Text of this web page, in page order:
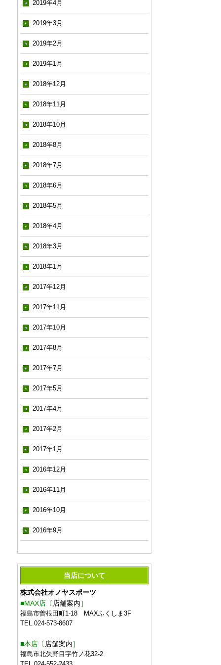
2019年4月
2019年3月
2019年2月
2019年1月
2018年12月
2018年11月
2018年10月
2018年8月
2018年7月
2018年6月
2018年5月
2018年4月
2018年3月
2018年1月
2017年12月
2017年11月
2017年10月
2017年8月
2017年7月
2017年5月
2017年4月
2017年2月
2017年1月
2016年12月
2016年11月
2016年10月
2016年9月
当店について
株式会社オノヤスポーツ
■MAX店〔 店舗案内］
福島市曽根田町1-18 MAXふくしま3F
TEL.024-573-8607
■本店〔 店舗案内］
福島市北矢野目字竹ノ花32-2